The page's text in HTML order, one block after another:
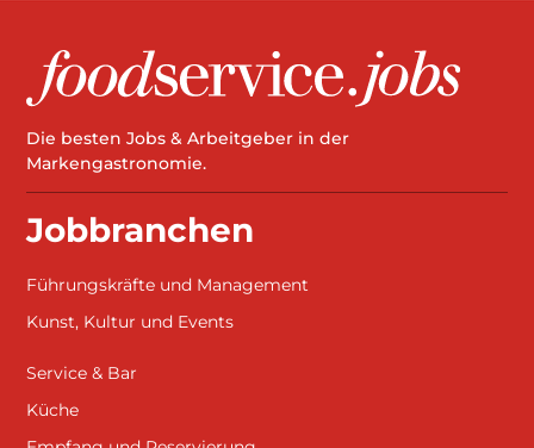
Die besten Jobs & Arbeitgeber in der
Markengastronomie.
Jobbranchen
Führungskräfte und Management
Kunst, Kultur und Events
Service & Bar
Küche